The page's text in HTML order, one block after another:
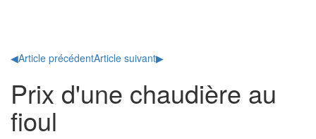
◀Article précédentArticle suivant▶
Prix d'une chaudière au
fioul